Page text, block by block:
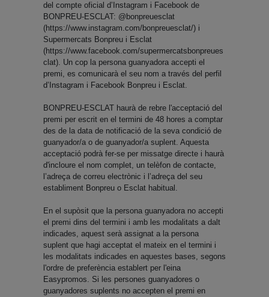
del compte oficial d’Instagram i Facebook de
BONPREU-ESCLAT: @bonpreuesclat
(https://www.instagram.com/bonpreuesclat/) i
Supermercats Bonpreu i Esclat
(https://www.facebook.com/supermercatsbonpreues
clat). Un cop la persona guanyadora accepti el
premi, es comunicarà el seu nom a través del perfil
d’Instagram i Facebook Bonpreu i Esclat.
BONPREU-ESCLAT haurà de rebre l'acceptació del
premi per escrit en el termini de 48 hores a comptar
des de la data de notificació de la seva condició de
guanyador/a o de guanyador/a suplent. Aquesta
acceptació podrà fer-se per missatge directe i haurà
d'incloure el nom complet, un telèfon de contacte,
l’adreça de correu electrònic i l’adreça del seu
establiment Bonpreu o Esclat habitual.
En el supòsit que la persona guanyadora no accepti
el premi dins del termini i amb les modalitats a dalt
indicades, aquest serà assignat a la persona
suplent que hagi acceptat el mateix en el termini i
les modalitats indicades en aquestes bases, segons
l'ordre de preferència establert per l'eina
Easypromos. Si les persones guanyadores o
guanyadores suplents no accepten el premi en